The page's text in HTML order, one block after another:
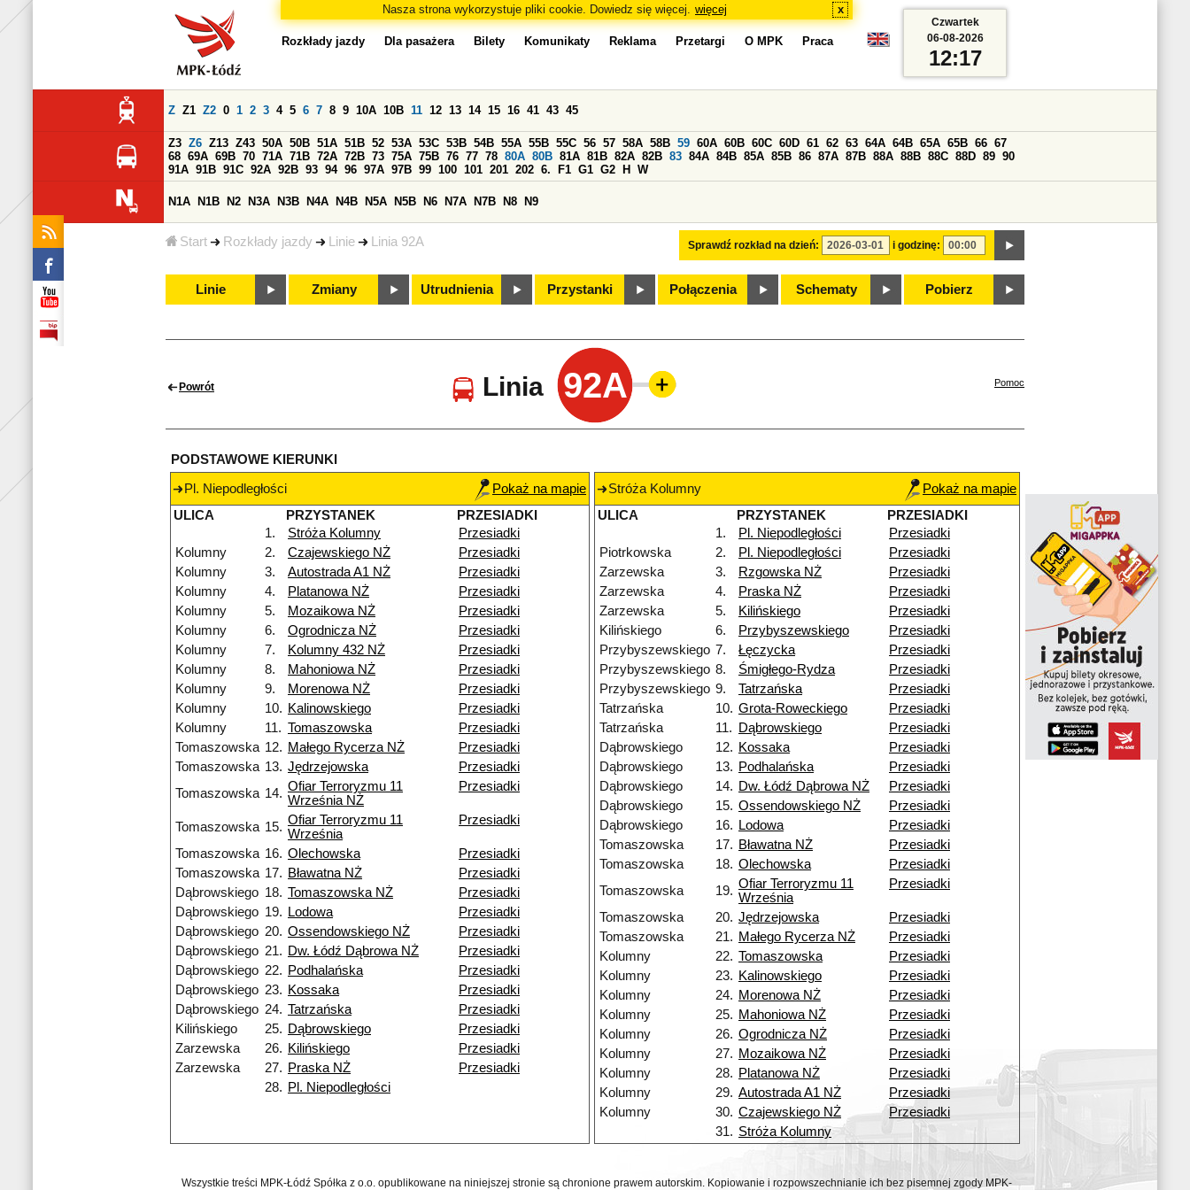
Nasza strona wykorzystuje pliki cookie. Dowiedz się więcej. więcej x
Start Rozkłady jazdy Linie Linia 92A
Rozkłady jazdy Dla pasażera Bilety Komunikaty Reklama Przetargi O MPK Praca
Sprawdź rozkład na dzień: i godzinę:
Z Z1 Z2 0 1 2 3 4 5 6 7 8 9 10A 10B 11 12 13 14 15 16 41 43 45
Z3 Z6 Z13 Z43 50A 50B 51A 51B 52 53A 53C 53B 54B 55A 55B 55C 56 57 58A 58B 59 60A 60B 60C 60D 61 62 63 64A 64B 65A 65B 66 67
68 69A 69B 70 71A 71B 72A 72B 73 75A 75B 76 77 78 80A 80B 81A 81B 82A 82B 83 84A 84B 85A 85B 86 87A 87B 88A 88B 88C 88D 89 90
91A 91B 91C 92A 92B 93 94 96 97A 97B 99 100 101 201 202 6. F1 G1 G2 H W
N1A N1B N2 N3A N3B N4A N4B N5A N5B N6 N7A N7B N8 N9
Linie Zmiany Utrudnienia Przystanki Połączenia Schematy Pobierz
Czwartek
06-08-2026
12:17
Powrót Linia 92A Pomoc
PODSTAWOWE KIERUNKI
Pl. Niepodległości
Pokaż na mapie
ULICA
PRZYSTANEK
PRZESIADKI
1.
Stróża Kolumny
Przesiadki
Kolumny
2. Czajewskiego NŻ
Przesiadki
Kolumny
3. Autostrada A1 NŻ
Przesiadki
Kolumny
4. Platanowa NŻ
Przesiadki
Kolumny
5. Mozaikowa NŻ
Przesiadki
Kolumny
6. Ogrodnicza NŻ
Przesiadki
Kolumny
7. Kolumny 432 NŻ
Przesiadki
Kolumny
8. Mahoniowa NŻ
Przesiadki
Kolumny
9. Morenowa NŻ
Przesiadki
Kolumny
10. Kalinowskiego
Przesiadki
Kolumny
11. Tomaszowska
Przesiadki
Tomaszowska 12. Małego Rycerza NŻ
Przesiadki
Tomaszowska 13. Jędrzejowska
Przesiadki
Tomaszowska 14. Ofiar Terroryzmu 11
Września NŻ
Przesiadki
Tomaszowska 15. Ofiar Terroryzmu 11
Września
Przesiadki
Tomaszowska 16. Olechowska
Przesiadki
Tomaszowska 17. Bławatna NŻ
Przesiadki
Dąbrowskiego 18. Tomaszowska NŻ
Przesiadki
Dąbrowskiego 19. Lodowa
Przesiadki
Dąbrowskiego 20. Ossendowskiego NŻ
Przesiadki
Dąbrowskiego 21. Dw. Łódź Dąbrowa NŻ
Przesiadki
Dąbrowskiego 22. Podhalańska
Przesiadki
Dąbrowskiego 23. Kossaka
Przesiadki
Dąbrowskiego 24. Tatrzańska
Przesiadki
Kilińskiego
25. Dąbrowskiego
Przesiadki
Zarzewska
26. Kilińskiego
Przesiadki
Zarzewska
27. Praska NŻ
Przesiadki
28. Pl. Niepodległości
Stróża Kolumny
Pokaż na mapie
ULICA
PRZYSTANEK
PRZESIADKI
1.
Pl. Niepodległości
Przesiadki
Piotrkowska
2. Pl. Niepodległości
Przesiadki
Zarzewska
3. Rzgowska NŻ
Przesiadki
Zarzewska
4. Praska NŻ
Przesiadki
Zarzewska
5. Kilińskiego
Przesiadki
Kilińskiego
6. Przybyszewskiego
Przesiadki
Przybyszewskiego 7. Łęczycka
Przesiadki
Przybyszewskiego 8. Śmigłego-Rydza
Przesiadki
Przybyszewskiego 9. Tatrzańska
Przesiadki
Tatrzańska
10. Grota-Roweckiego
Przesiadki
Tatrzańska
11. Dąbrowskiego
Przesiadki
Dąbrowskiego
12. Kossaka
Przesiadki
Dąbrowskiego
13. Podhalańska
Przesiadki
Dąbrowskiego
14. Dw. Łódź Dąbrowa NŻ
Przesiadki
Dąbrowskiego
15. Ossendowskiego NŻ
Przesiadki
Dąbrowskiego
16. Lodowa
Przesiadki
Tomaszowska
17. Bławatna NŻ
Przesiadki
Tomaszowska
18. Olechowska
Przesiadki
Tomaszowska
19. Ofiar Terroryzmu 11
Września
Przesiadki
Tomaszowska 20. Jędrzejowska
Przesiadki
Tomaszowska
21. Małego Rycerza NŻ
Przesiadki
Kolumny
22. Tomaszowska
Przesiadki
Kolumny
23. Kalinowskiego
Przesiadki
Kolumny
24. Morenowa NŻ
Przesiadki
Kolumny
25. Mahoniowa NŻ
Przesiadki
Kolumny
26. Ogrodnicza NŻ
Przesiadki
Kolumny
27. Mozaikowa NŻ
Przesiadki
Kolumny
28. Platanowa NŻ
Przesiadki
Kolumny
29. Autostrada A1 NŻ
Przesiadki
Kolumny
30. Czajewskiego NŻ
Przesiadki
31. Stróża Kolumny
Wszystkie treści MPK-Łódź Spółka z o.o. opublikowane na niniejszej stronie są chronione prawem autorskim. Kopiowanie i rozpowszechnianie ich bez pisemnej zgody MPK-